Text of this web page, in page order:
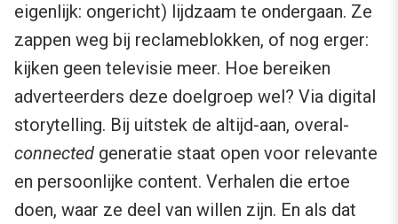
eigenlijk: ongericht) lijdzaam te ondergaan. Ze
zappen weg bij reclameblokken, of nog erger:
kijken geen televisie meer. Hoe bereiken
adverteerders deze doelgroep wel? Via digital
storytelling. Bij uitstek de altijd-aan, overal-
connected generatie staat open voor relevante
en persoonlijke content. Verhalen die ertoe
doen, waar ze deel van willen zijn. En als dat